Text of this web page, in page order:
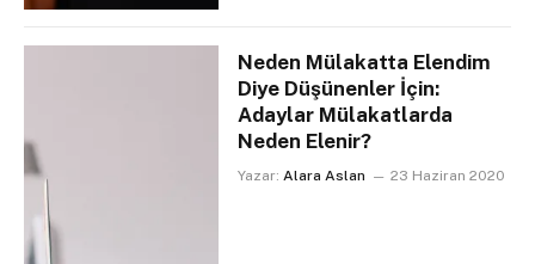
Neden Mülakatta Elendim
Diye Düşünenler İçin:
Adaylar Mülakatlarda
Neden Elenir?
Yazar: Alara Aslan 23 Haziran 2020